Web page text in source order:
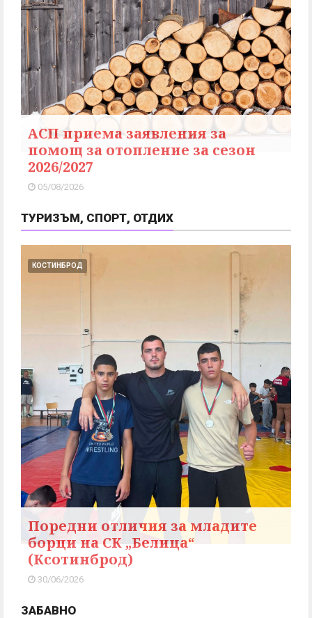
АСП приема заявления за
помощ за отопление за сезон
2026/2027
05/08/2026
ТУРИЗЪМ, СПОРТ, ОТДИХ
КОСТИНБРОД
Поредни отличия за младите
борци на СК „Белица“
(Ксотинброд)
30/06/2026
ЗАБАВНО